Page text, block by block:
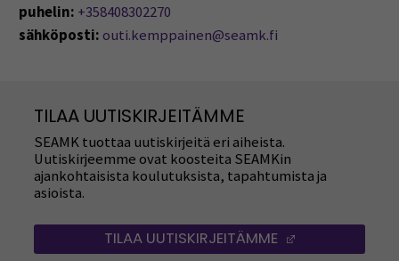
puhelin: +358408302270
sähköposti: outi.kemppainen@seamk.fi
TILAA UUTISKIRJEITÄMME
SEAMK tuottaa uutiskirjeitä eri aiheista.
Uutiskirjeemme ovat koosteita SEAMKin
ajankohtaisista koulutuksista, tapahtumista ja
asioista.
TILAA UUTISKIRJEITÄMME